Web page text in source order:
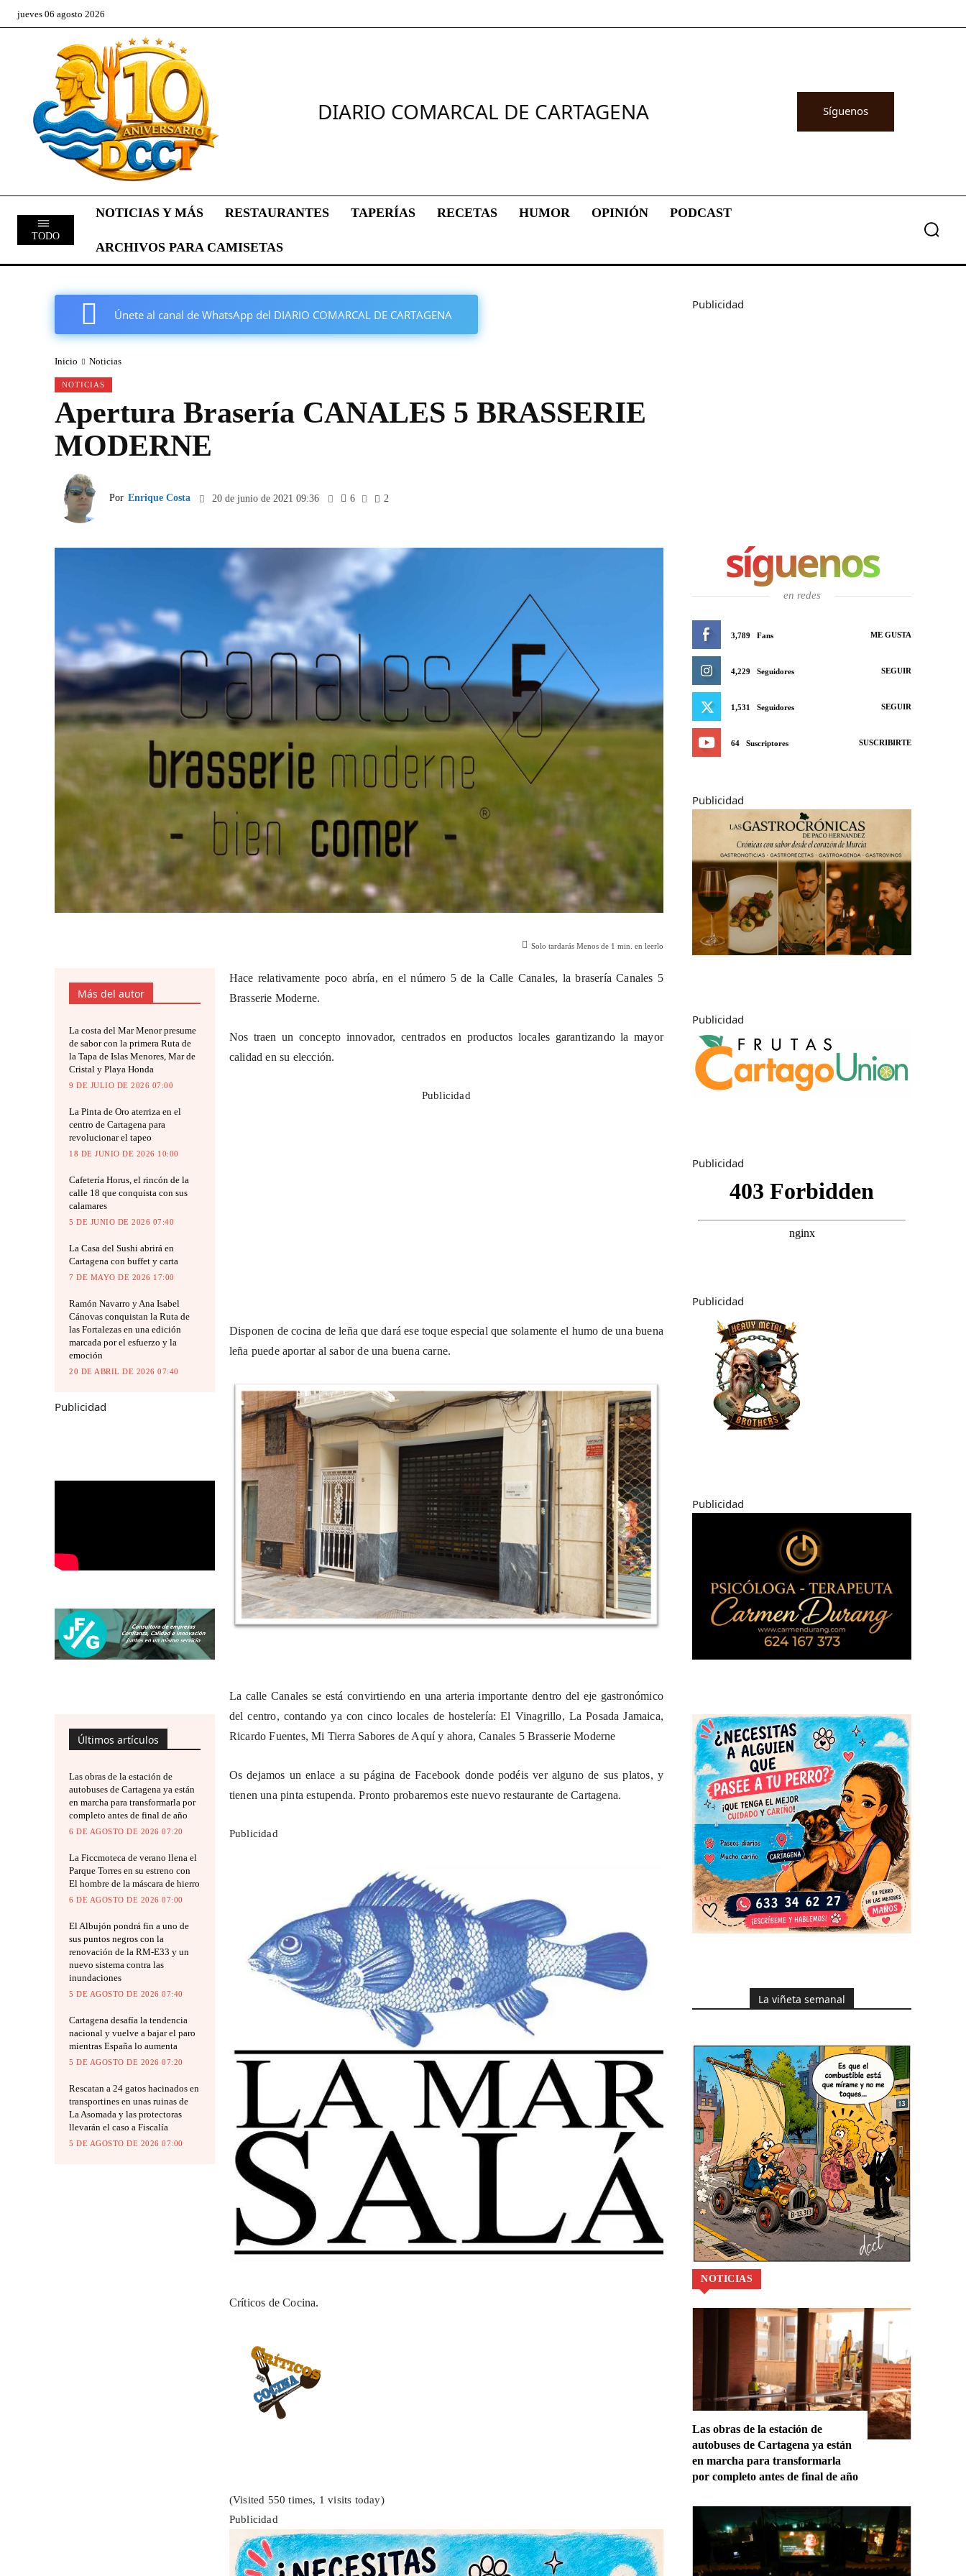
jueves 06 agosto 2026
DIARIO COMARCAL DE CARTAGENA Síguenos
TODO
NOTICIAS Y MÁS RESTAURANTES TAPERÍAS RECETAS HUMOR OPINIÓN PODCAST
ARCHIVOS PARA CAMISETAS
Únete al canal de WhatsApp del DIARIO COMARCAL DE CARTAGENA
Inicio Noticias
NOTICIAS
Apertura Brasería CANALES 5 BRASSERIE
MODERNE
Por Enrique Costa 20 de junio de 2021 09:36 6 2
Solo tardarásMenos de 1min. en leerlo
Más del autor
La costa del Mar Menor presume
de sabor con la primera Ruta de
la Tapa de Islas Menores, Mar de
Cristal y Playa Honda
9 DE JULIO DE 2026 07:00
La Pinta de Oro aterriza en el
centro de Cartagena para
revolucionar el tapeo
18 DE JUNIO DE 2026 10:00
Cafetería Horus, el rincón de la
calle 18 que conquista con sus
calamares
5 DE JUNIO DE 2026 07:40
La Casa del Sushi abrirá en
Cartagena con buffet y carta
7 DE MAYO DE 2026 17:00
Ramón Navarro y Ana Isabel
Cánovas conquistan la Ruta de
las Fortalezas en una edición
marcada por el esfuerzo y la
emoción
20 DE ABRIL DE 2026 07:40
Publicidad
Últimos artículos
Las obras de la estación de
autobuses de Cartagena ya están
en marcha para transformarla por
completo antes de final de año
6 DE AGOSTO DE 2026 07:20
La Ficcmoteca de verano llena el
Parque Torres en su estreno con
El hombre de la máscara de hierro
6 DE AGOSTO DE 2026 07:00
El Albujón pondrá fin a uno de
sus puntos negros con la
renovación de la RM-E33 y un
nuevo sistema contra las
inundaciones
5 DE AGOSTO DE 2026 07:40
Cartagena desafía la tendencia
nacional y vuelve a bajar el paro
mientras España lo aumenta
5 DE AGOSTO DE 2026 07:20
Rescatan a 24 gatos hacinados en
transportines en unas ruinas de
La Asomada y las protectoras
llevarán el caso a Fiscalía
5 DE AGOSTO DE 2026 07:00
Hace relativamente poco abría, en el número 5 de la Calle Canales, la braseríaCanales 5
Brasserie Moderne.
Nos traen un concepto innovador, centrados en productos locales garantizando la mayor
calidad en su elección.
Publicidad
Disponen de cocina de leña que dará ese toque especial que solamente el humo de una buena
leña puede aportar al sabor de una buena carne.
La calle Canales se está convirtiendo en una arteria importante dentro del eje gastronómico
del centro, contando ya con cinco locales de hostelería: El Vinagrillo, La Posada Jamaica,
Ricardo Fuentes, Mi Tierra Sabores de Aquí y ahora, Canales 5 Brasserie Moderne
Os dejamos un enlace a supágina de Facebook donde podéis ver alguno de sus platos, y
tienen una pinta estupenda. Pronto probaremos este nuevo restaurante de Cartagena.
Publicidad
Críticos de Cocina.
(Visited 550 times, 1 visits today)
Publicidad
Publicidad
síguenos
en redes
3,789 Fans ME GUSTA
4,229 Seguidores SEGUIR
1,531 Seguidores SEGUIR
64 Suscriptores SUSCRIBIRTE
Publicidad
Publicidad
Publicidad
Publicidad
Publicidad
La viñeta semanal
NOTICIAS
Las obras de la estación de
autobuses de Cartagena ya están
en marcha para transformarla
por completo antes de final de año